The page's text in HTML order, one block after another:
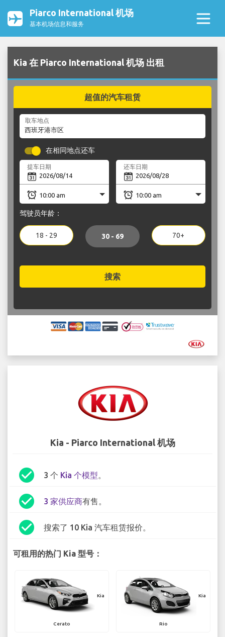
Piarco International 机场
基本机场信息和服务
Kia 在 Piarco International 机场 出租
超值的汽车租赁
取车地点
在相同地点还车
提车日期 还车日期
驾驶员年龄：
18 - 29 30 - 69 70+
搜索
Kia - Piarco International 机场
check_circle 3 个 Kia 个模型。
check_circle 3 家供应商有售。
check_circle 搜索了 10 Kia 汽车租赁报价。
可租用的热门 Kia 型号：
Kia
Cerato
Kia
Rio